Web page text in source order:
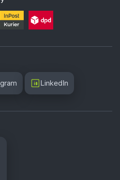
LinkedIn